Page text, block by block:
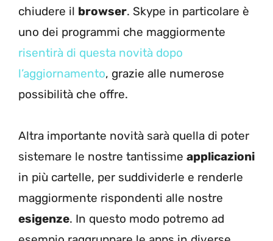
chiudere il browser. Skype in particolare è
uno dei programmi che maggiormente
risentirà di questa novità dopo
l’aggiornamento, grazie alle numerose
possibilità che offre.
Altra importante novità sarà quella di poter
sistemare le nostre tantissime applicazioni
in più cartelle, per suddividerle e renderle
maggiormente rispondenti alle nostre
esigenze. In questo modo potremo ad